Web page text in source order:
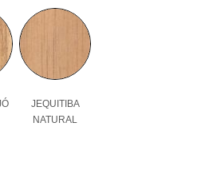
JEQUITIBA
NATURAL